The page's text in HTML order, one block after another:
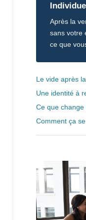
Après la
sans votre
ce que
Le vide après
Une identité à
Ce que change
Comment ça